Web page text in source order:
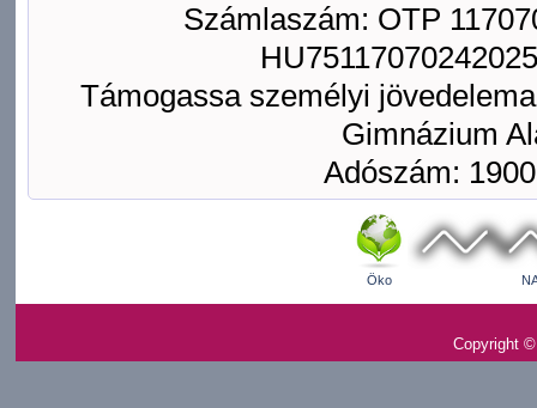
Számlaszám: OTP
Támogassa személyi
Gimnázium
Adószám:
Öko
Copyright